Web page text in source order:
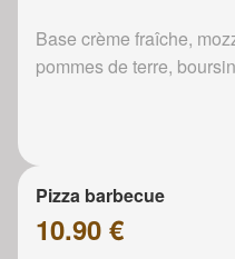
Base crème fraîche,
pommes de terre, boursin
Pizza barbecue
10.90 €